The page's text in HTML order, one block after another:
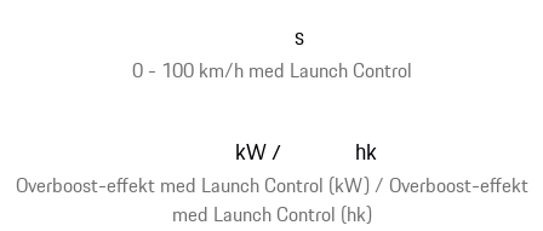
0 - 100 km/h med Launch Control
s
Overboost-effekt med Launch Control (kW) / Overboost-effekt
med Launch Control (hk)
kW/ hk